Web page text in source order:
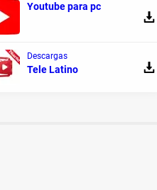
está siendo mantenido por su
Youtube para pc
Descargas
Tele Latino